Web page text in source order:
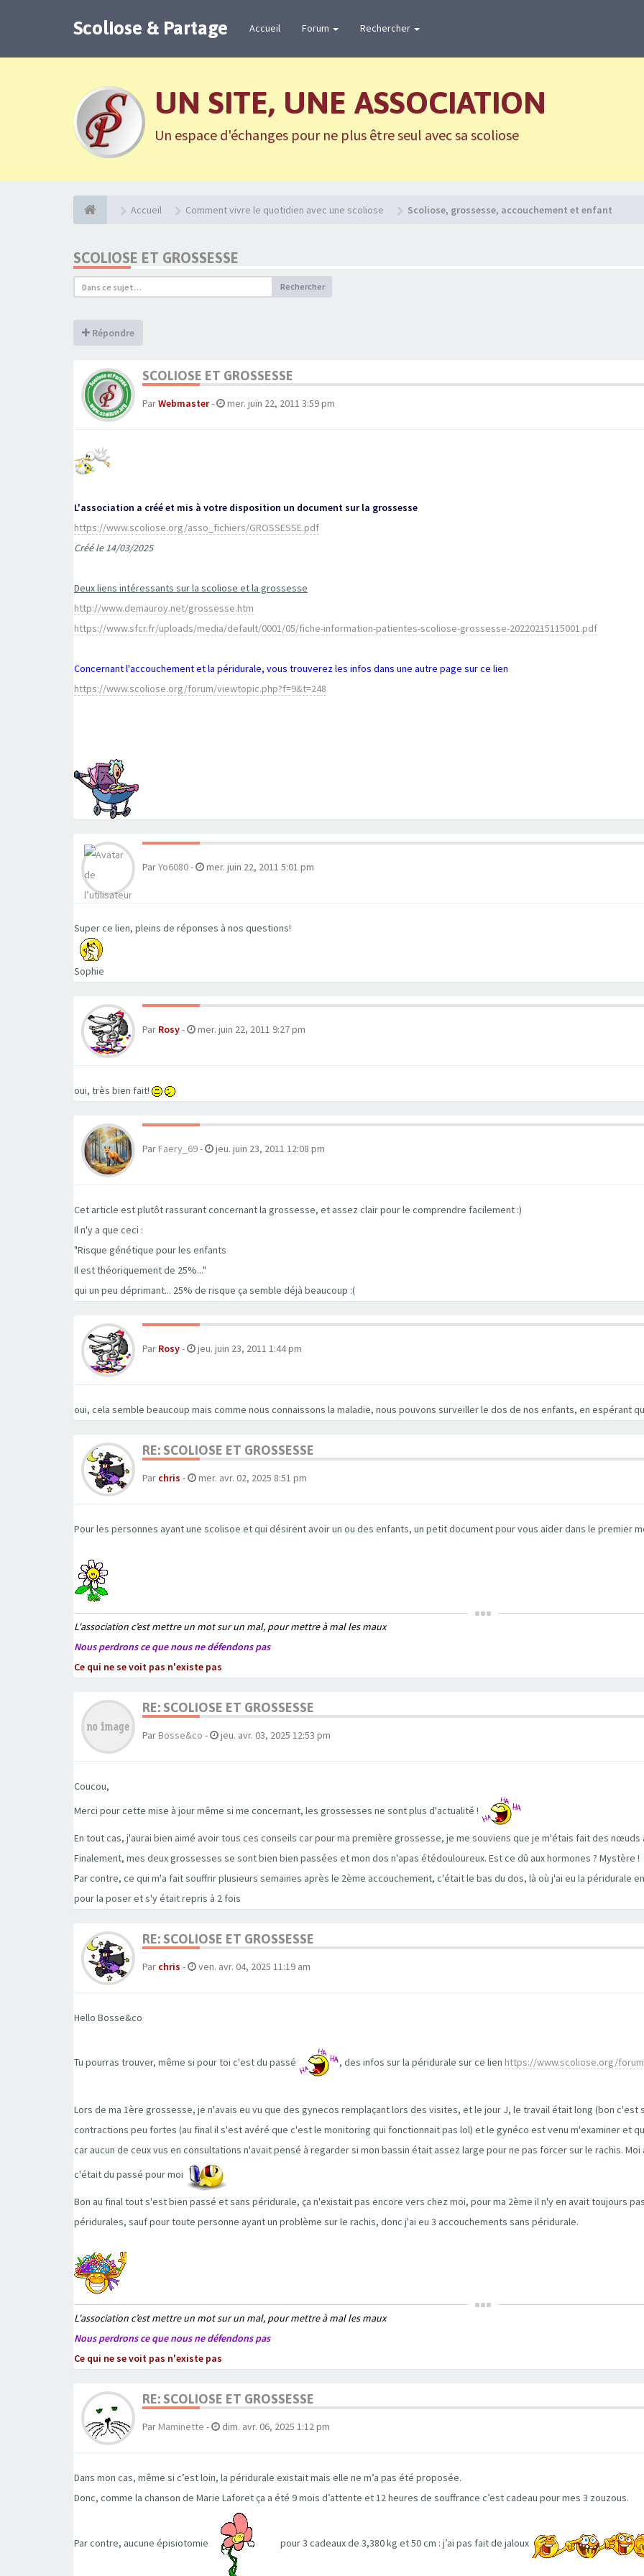
Scoliose & Partage Accueil Forum Rechercher
UN SITE, UNE ASSOCIATION
Un espace d'échanges pour ne plus être seul avec sa scoliose
Accueil Comment vivre le quotidien avec une scoliose Scoliose, grossesse, accouchement et enfant
SCOLIOSE ET GROSSESSE
Rechercher
Répondre
SCOLIOSE ET GROSSESSE
ParWebmaster- mer. juin 22, 2011 3:59 pm
L'association a créé et mis à votre disposition un document sur la grossesse
https://www.scoliose.org/asso_fichiers/GROSSESSE.pdf
Créé le 14/03/2025
Deux liens intéressants sur la scoliose et la grossesse
http://www.demauroy.net/grossesse.htm
https://www.sfcr.fr/uploads/media/default/0001/05/fiche-information-patientes-scoliose-grossesse-20220215115001.pdf
Concernant l'accouchement et la péridurale, vous trouverez les infos dans une autre page sur ce lien
https://www.scoliose.org/forum/viewtopic.php?f=9&t=248
ParYo6080- mer. juin 22, 2011 5:01 pm
Super ce lien, pleins de réponses à nos questions!
Sophie
Par Rosy- mer. juin 22, 2011 9:27 pm
oui, très bien fait!
Par Faery_69- jeu. juin 23, 2011 12:08 pm
Cet article est plutôt rassurant concernant la grossesse, et assez clair pour le comprendre facilement :)
Il n'y a que ceci :
"Risque génétique pour les enfants
Il est théoriquement de 25%..."
qui un peu déprimant... 25% de risque ça semble déjà beaucoup :(
Par Rosy- jeu. juin 23, 2011 1:44 pm
oui, cela semble beaucoup mais comme nous connaissons la maladie, nous pouvons surveiller le dos de nos enfants, en espérant
RE: SCOLIOSE ET GROSSESSE
Par chris - mer. avr. 02, 2025 8:51 pm
Pour les personnes ayant une scolisoe et qui désirent avoir un ou des enfants, un petit document pour vous aider dans le premier
L'association c’est mettre un mot sur un mal, pour mettre à mal les maux
Nous perdrons ce que nous ne défendons pas
Ce qui ne se voit pas n'existe pas
RE: SCOLIOSE ET GROSSESSE
Par Bosse&co - jeu. avr. 03, 2025 12:53 pm
Coucou,
Merci pour cette mise à jour même si me concernant, les grossesses ne sont plus d'actualité !
En tout cas, j'aurai bien aimé avoir tous ces conseils car pour ma première grossesse, je me souviens que je m'étais fait des nœuds
Finalement, mes deux grossesses se sont bien bien passées et mon dos n'apas étédouloureux. Est ce dû aux hormones ? Mystère !
Par contre, ce qui m'a fait souffrir plusieurs semaines après le 2ème accouchement, c'était le bas du dos, là où j'ai eu la péridurale
pour la poser et s'y était repris à 2 fois
RE: SCOLIOSE ET GROSSESSE
Par chris - ven. avr. 04, 2025 11:19 am
Hello Bosse&co
Tu pourras trouver, même si pour toi c'est du passé , des infos sur la péridurale sur ce lien https://www.scoliose.org/
Lors de ma 1ère grossesse, je n'avais eu vu que des gynecos remplaçant lors des visites, et le jour J, le travail était long (bon
contractions peu fortes (au final il s'est avéré que c'est le monitoring qui fonctionnait pas lol) et le gynéco est venu m'examiner et
car aucun de ceux vus en consultations n'avait pensé à regarder si mon bassin était assez large pour ne pas forcer sur le rachis.
c'était du passé pour moi
Bon au final tout s'est bien passé et sans péridurale, ça n'existait pas encore vers chez moi, pour ma 2ème il n'y en avait toujours
péridurales, sauf pour toute personne ayant un problème sur le rachis, donc j'ai eu 3 accouchements sans péridurale.
L'association c’est mettre un mot sur un mal, pour mettre à mal les maux
Nous perdrons ce que nous ne défendons pas
Ce qui ne se voit pas n'existe pas
RE: SCOLIOSE ET GROSSESSE
Par Maminette - dim. avr. 06, 2025 1:12 pm
Dans mon cas, même si c’est loin, la péridurale existait mais elle ne m’a pas été proposée.
Donc, comme la chanson de Marie Laforet ça a été 9 mois d’attente et 12 heures de souffrance c’est cadeau pour mes 3 zouzous.
Par contre, aucune épisiotomie pour 3 cadeaux de 3,380 kg et 50 cm : j’ai pas fait de jaloux